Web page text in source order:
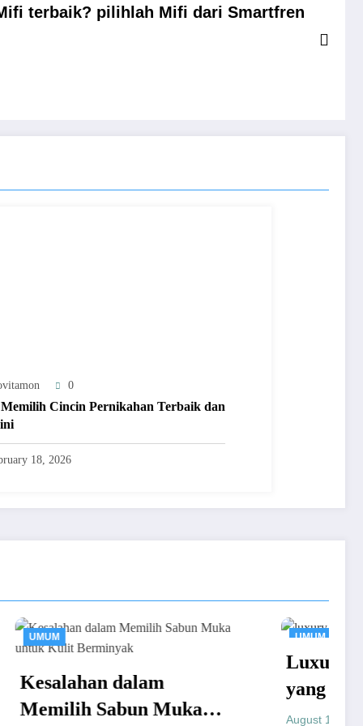
terbaik? pilihlah Mifi dari Smartfren
0
Cincin Pernikahan Terbaik dan
18, 2026
Muka
Luxury Jewelry Brand
yang Wajib Dimiliki
untuk Koleksi Perhiasan
August 16, 2025 Provitamon